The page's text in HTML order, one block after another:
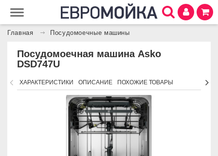
Главная Посудомоечные машины
Посудомоечная машина Asko
DSD747U
ХАРАКТЕРИСТИКИ ОПИСАНИЕ ПОХОЖИЕ ТОВАРЫ